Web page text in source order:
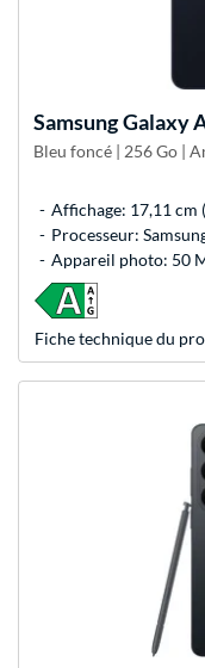
SamsungGalaxy
Bleu foncé | 256 Go |
Affichage: 17,11 cm
Processeur:
Appareil photo: 50
Fiche technique du